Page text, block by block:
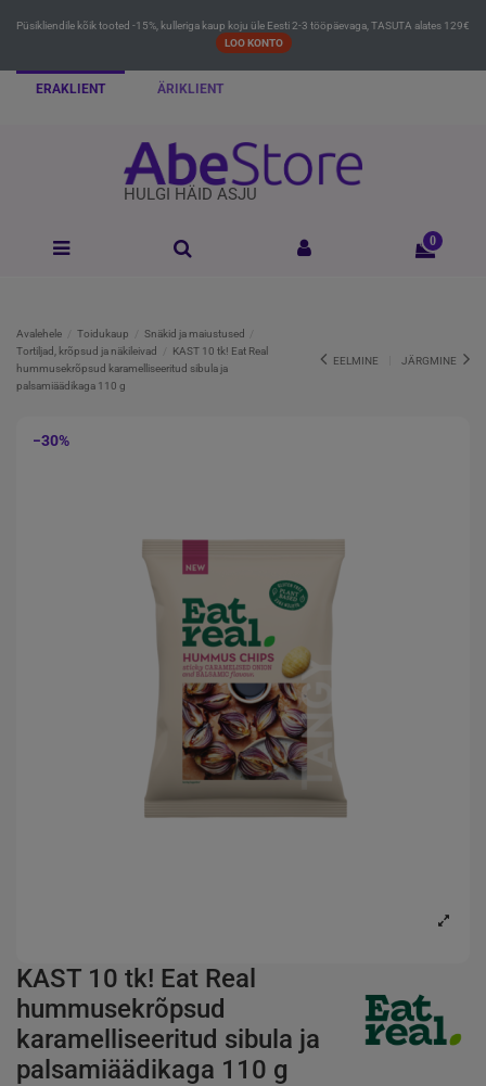
Püsikliendile kõik tooted -15%, kulleriga kaup koju üle Eesti 2-3 tööpäevaga, TASUTA alates 129€
LOO KONTO
ERAKLIENT ÄRIKLIENT
HULGI HÄID ASJU
0
Avalehele Toidukaup
Snäkid ja maiustused
Tortiljad, krõpsud ja näkileivad
KAST 10 tk! Eat Real
hummusekrõpsud karamelliseeritud sibula ja
palsamiäädikaga 110 g
EELMINE JÄRGMINE
−30%
KAST 10 tk! Eat Real
hummusekrõpsud
karamelliseeritud sibula ja
palsamiäädikaga 110 g